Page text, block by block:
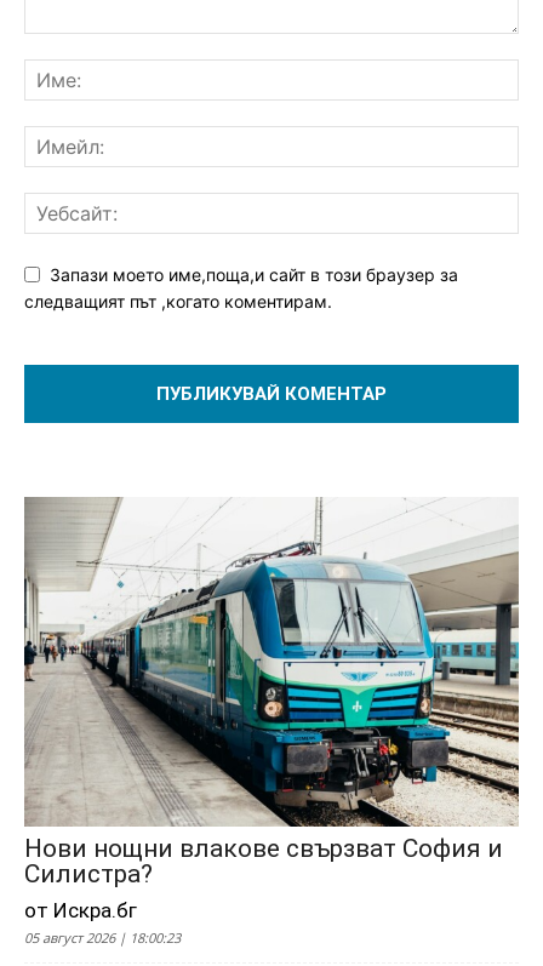
Запази моето име,поща,и сайт в този браузер за
следващият път ,когато коментирам.
Нови нощни влакове свързват София и
Силистра?
от Искра.бг
05 август 2026 | 18:00:23